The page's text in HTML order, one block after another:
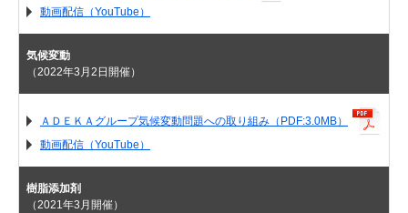
動画配信（YouTube）
気候変動
（2022年3月2日開催）
ＡＤＥＫＡグループ気候変動問題への取り組み（PDF:3.0MB）
動画配信（YouTube）
樹脂添加剤
（2021年3月開催）